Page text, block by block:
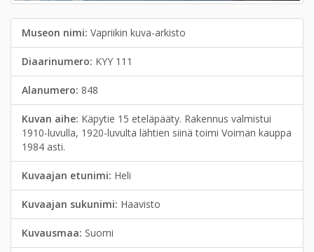
Museon nimi: Vapriikin kuva-arkisto
Diaarinumero: KYY 111
Alanumero: 848
Kuvan aihe: Käpytie 15 eteläpääty. Rakennus valmistui
1910-luvulla, 1920-luvulta lähtien siinä toimi Voiman kauppa
1984 asti.
Kuvaajan etunimi: Heli
Kuvaajan sukunimi: Haavisto
Kuvausmaa: Suomi